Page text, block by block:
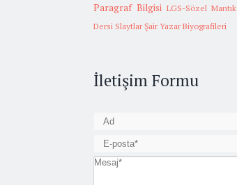
Paragraf Bilgisi LGS-Sözel Mantık
Dersi Slaytlar Şair Yazar Biyografileri
İletişim Formu